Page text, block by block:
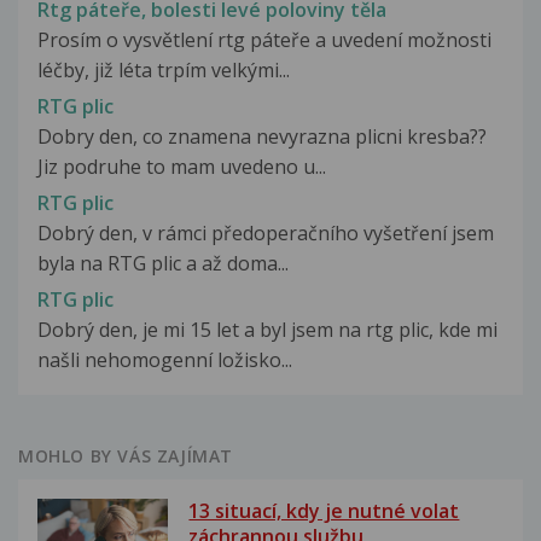
Rtg páteře, bolesti levé poloviny těla
Prosím o vysvětlení rtg páteře a uvedení možnosti
léčby, již léta trpím velkými...
RTG plic
Dobry den, co znamena nevyrazna plicni kresba??
Jiz podruhe to mam uvedeno u...
RTG plic
Dobrý den, v rámci předoperačního vyšetření jsem
byla na RTG plic a až doma...
RTG plic
Dobrý den, je mi 15 let a byl jsem na rtg plic, kde mi
našli nehomogenní ložisko...
MOHLO BY VÁS ZAJÍMAT
13 situací, kdy je nutné volat